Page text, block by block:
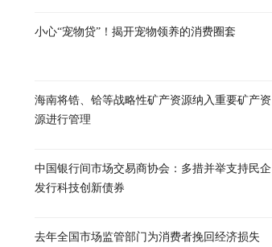
小心“宠物贷”！揭开宠物领养的消费圈套
海南将锆、铪等战略性矿产资源纳入重要矿产资
源进行管理
中国银行间市场交易商协会：多措并举支持民企
发行科技创新债券
去年全国市场监管部门为消费者挽回经济损失